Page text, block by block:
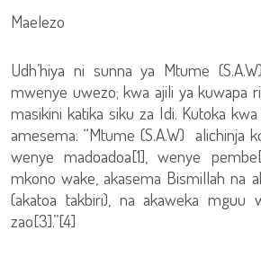
Maelezo
Udh’hiya ni sunna ya Mtume
mwenye uwezo; kwa ajili ya kuwapa
masikini katika siku za Idi. Kutoka
amesema: “Mtume (S.A.W) alichinja
wenye madoadoa[1], wenye
mkono wake, akasema Bismillah na
(akatoa takbiri), na akaweka mguu
zao[3].”[4]